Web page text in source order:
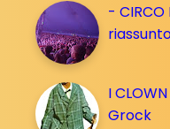
- CIRCO
I
Grock